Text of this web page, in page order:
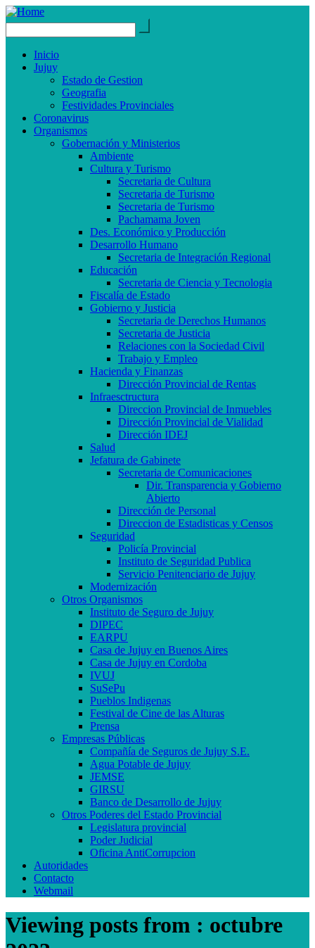
Inicio
Jujuy
Estado de Gestion
Geografia
Festividades Provinciales
Coronavirus
Organismos
Gobernación y Ministerios
Ambiente
Cultura y Turismo
Secretaria de Cultura
Secretaria de Turismo
Secretaria de Turismo
Pachamama Joven
Des. Económico y Producción
Desarrollo Humano
Secretaria de Integración Regional
Educación
Secretaria de Ciencia y Tecnologia
Fiscalía de Estado
Gobierno y Justicia
Secretaria de Derechos Humanos
Secretaria de Justicia
Relaciones con la Sociedad Civil
Trabajo y Empleo
Hacienda y Finanzas
Dirección Provincial de Rentas
Infraesctructura
Direccion Provincial de Inmuebles
Dirección Provincial de Vialidad
Dirección IDEJ
Salud
Jefatura de Gabinete
Secretaria de Comunicaciones
Dir. Transparencia y Gobierno
Abierto
Dirección de Personal
Direccion de Estadisticas y Censos
Seguridad
Policía Provincial
Instituto de Seguridad Publica
Servicio Penitenciario de Jujuy
Modernización
Otros Organismos
Instituto de Seguro de Jujuy
DIPEC
EARPU
Casa de Jujuy en Buenos Aires
Casa de Jujuy en Cordoba
IVUJ
SuSePu
Pueblos Indigenas
Festival de Cine de las Alturas
Prensa
Empresas Públicas
Compañía de Seguros de Jujuy S.E.
Agua Potable de Jujuy
JEMSE
GIRSU
Banco de Desarrollo de Jujuy
Otros Poderes del Estado Provincial
Legislatura provincial
Poder Judicial
Oficina AntiCorrupcion
Autoridades
Contacto
Webmail
Viewing posts from : octubre